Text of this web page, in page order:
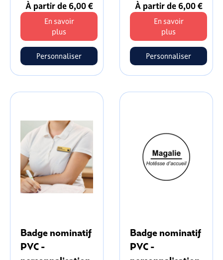
À partir de 6,00 €
En savoir
plus
Personnaliser
À partir de 6,00 €
En savoir
plus
Personnaliser
Badge nominatif
PVC -
Badge nominatif
PVC -